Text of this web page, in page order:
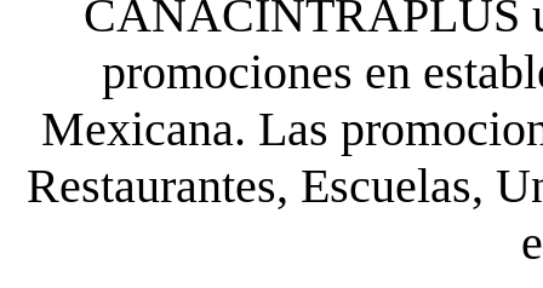
CANACINTRAPLUS
promociones en
Mexicana. Las
Restaurantes, Escuelas,